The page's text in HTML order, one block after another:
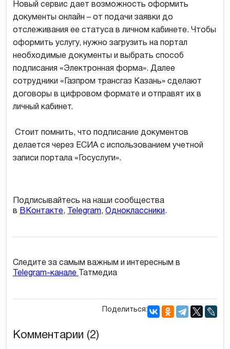
Новый сервис дает возможность оформить
документы онлайн – от подачи заявки до
отслеживания ее статуса в личном кабинете. Чтобы
оформить услугу, нужно загрузить на портал
необходимые документы и выбрать способ
подписания «Электронная форма». Далее
сотрудники «Газпром трансгаз Казань» сделают
договоры в цифровом формате и отправят их в
личный кабинет.
Стоит помнить, что подписание документов
делается через ЕСИА с использованием учетной
записи портала «Госуслуги».
Подписывайтесь на наши сообщества
в ВКонтакте, Telegram, Одноклассники.
Следите за самым важным и интересным в
Telegram-канале
Татмедиа
Поделиться:
Комментарии (2)